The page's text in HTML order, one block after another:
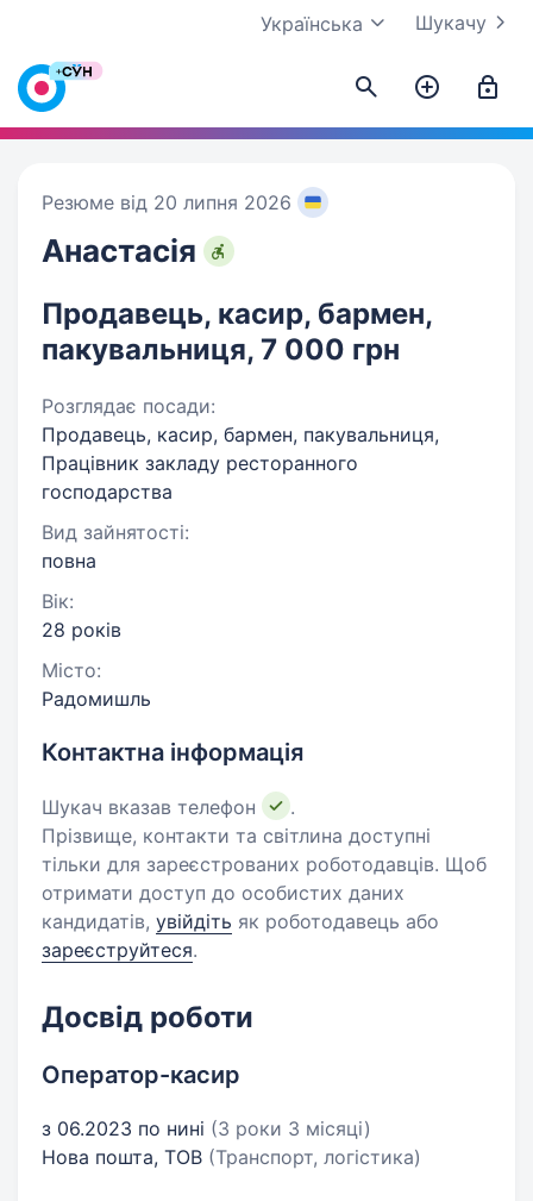
Шукачу
Українська
Резюме від 20 липня 2026
Анастасія
Продавець, касир, бармен,
пакувальниця, 7 000 грн
Розглядає посади:
Продавець, касир, бармен, пакувальниця,
Працівник закладу ресторанного
господарства
Вид зайнятості:
повна
Вік:
28 років
Місто:
Радомишль
Контактна інформація
Шукач вказав телефон
.
Прізвище, контакти та світлина доступні
тільки для зареєстрованих роботодавців. Щоб
отримати доступ до особистих даних
кандидатів, увійдіть як роботодавець або
зареєструйтеся.
Досвід роботи
Оператор-касир
з 06.2023 по нині (3 роки 3 місяці)
Нова пошта, ТОВ (Транспорт, логістика)